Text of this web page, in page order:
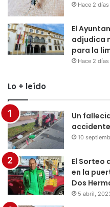
Hace 2 días
El
adjudica
para la
Hace 2 días
Lo + leído
Un
10
El Sorteo
en la
Dos
5 abril,